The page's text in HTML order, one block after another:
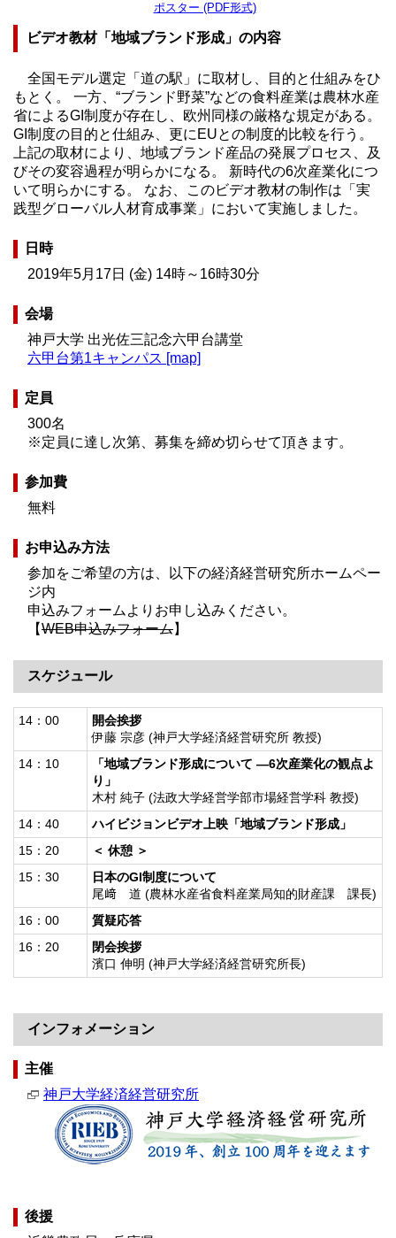
ポスター (PDF形式)
ビデオ教材「地域ブランド形成」の内容
全国モデル選定「道の駅」に取材し、目的と仕組みをひ
もとく。 一方、“ブランド野菜”などの食料産業は農林水産
省によるGI制度が存在し、欧州同様の厳格な規定がある。
GI制度の目的と仕組み、更にEUとの制度的比較を行う。
上記の取材により、地域ブランド産品の発展プロセス、及
びその変容過程が明らかになる。 新時代の6次産業化につ
いて明らかにする。 なお、このビデオ教材の制作は「実
践型グローバル人材育成事業」において実施しました。
日時
2019年5月17日 (金) 14時～16時30分
会場
神戸大学 出光佐三記念六甲台講堂
六甲台第1キャンパス [map]
定員
300名
※定員に達し次第、募集を締め切らせて頂きます。
参加費
無料
お申込み方法
参加をご希望の方は、以下の経済経営研究所ホームペー
ジ内
申込みフォームよりお申し込みください。
【WEB申込みフォーム】
スケジュール
14：00
開会挨拶
伊藤 宗彦 (神戸大学経済経営研究所 教授)
14：10
「地域ブランド形成について ―6次産業化の観点よ
り」
木村 純子 (法政大学経営学部市場経営学科 教授)
14：40
ハイビジョンビデオ上映「地域ブランド形成」
15：20
＜ 休憩 ＞
15：30
日本のGI制度について
尾﨑 道 (農林水産省食料産業局知的財産課 課長)
16：00
質疑応答
16：20
閉会挨拶
濱口 伸明 (神戸大学経済経営研究所長)
インフォメーション
主催
神戸大学経済経営研究所
後援